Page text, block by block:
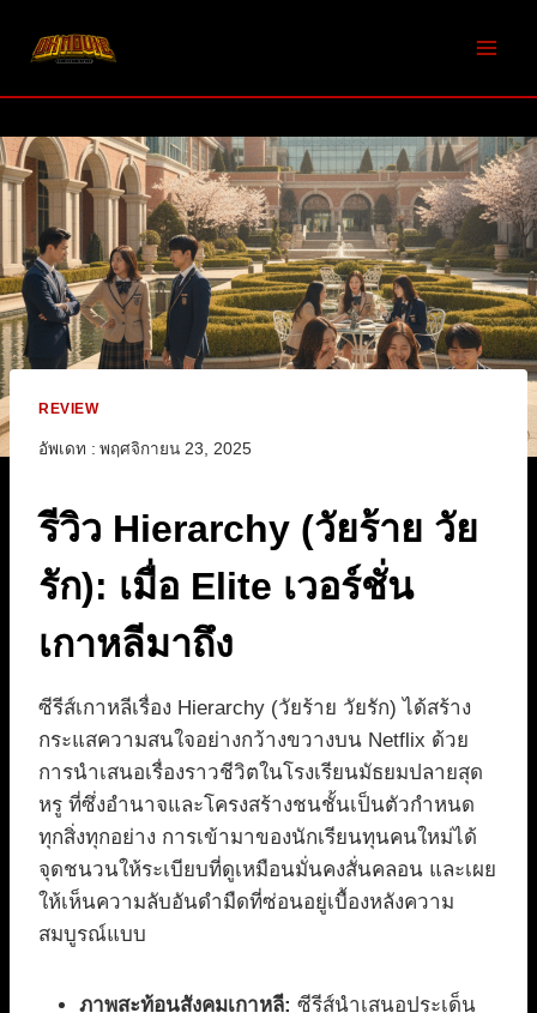
REVIEW
อัพเดท : พฤศจิกายน 23, 2025
รีวิว Hierarchy (วัยร้าย วัย
รัก): เมื่อ Elite เวอร์ชั่น
เกาหลีมาถึง
ซีรีส์เกาหลีเรื่อง Hierarchy (วัยร้าย วัยรัก) ได้สร้าง
กระแสความสนใจอย่างกว้างขวางบน Netflix ด้วย
การนำเสนอเรื่องราวชีวิตในโรงเรียนมัธยมปลายสุด
หรู ที่ซึ่งอำนาจและโครงสร้างชนชั้นเป็นตัวกำหนด
ทุกสิ่งทุกอย่าง การเข้ามาของนักเรียนทุนคนใหม่ได้
จุดชนวนให้ระเบียบที่ดูเหมือนมั่นคงสั่นคลอน และเผย
ให้เห็นความลับอันดำมืดที่ซ่อนอยู่เบื้องหลังความ
สมบูรณ์แบบ
ภาพสะท้อนสังคมเกาหลี: ซีรีส์นำเสนอประเด็น